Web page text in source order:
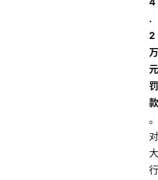
.
2
万
元
罚
款
。
对
大
行